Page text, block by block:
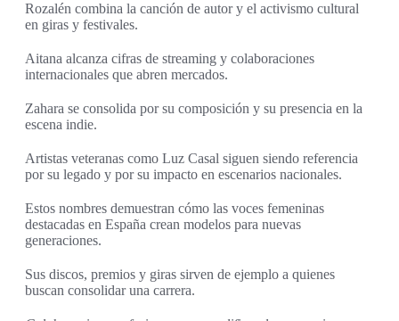
Rozalén combina la canción de autor y el activismo cultural
en giras y festivales.
Aitana alcanza cifras de streaming y colaboraciones
internacionales que abren mercados.
Zahara se consolida por su composición y su presencia en la
escena indie.
Artistas veteranas como Luz Casal siguen siendo referencia
por su legado y por su impacto en escenarios nacionales.
Estos nombres demuestran cómo las voces femeninas
destacadas en España crean modelos para nuevas
generaciones.
Sus discos, premios y giras sirven de ejemplo a quienes
buscan consolidar una carrera.